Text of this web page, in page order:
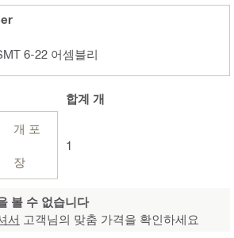
6-22 어셈블리
개 포
장
합계 개
1
볼 수 없습니다
서 고객님의 맞춤 가격을 확인하세요